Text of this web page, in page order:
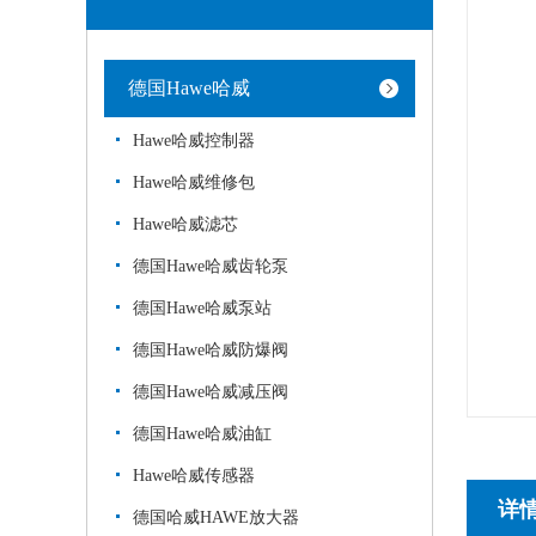
德国Hawe哈威
Hawe哈威控制器
Hawe哈威维修包
Hawe哈威滤芯
德国Hawe哈威齿轮泵
德国Hawe哈威泵站
德国Hawe哈威防爆阀
德国Hawe哈威减压阀
德国Hawe哈威油缸
Hawe哈威传感器
德国哈威HAWE放大器 详